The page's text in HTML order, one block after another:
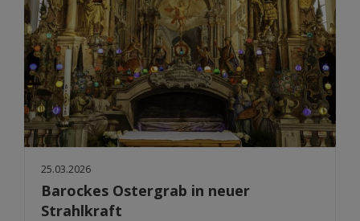
25.03.2026
Barockes Ostergrab in neuer
Strahlkraft